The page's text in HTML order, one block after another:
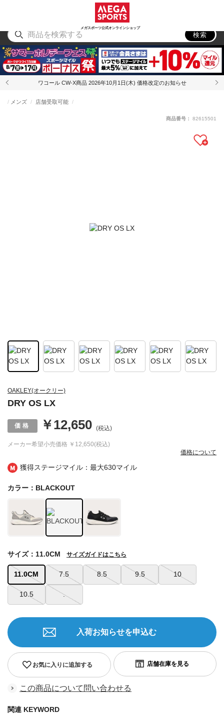
メガスポーツ公式オンラインショップ
アウトドア
検索
ワコール CW-X商品 2026年10月1日(木) 価格改定のお知らせ
獲得ステージマイル：最大630マイル
OAKLEY(オークリー)
DRY OS LX
メンズ 店舗受取可能
メーカー希望小売価格 ￥12,650(税込)
￥12,650 (税込)
価格について
商品番号： 82615501
カラー：BLACKOUT
11.0CM 7.5 8.5 9.5 10
10.5 .
サイズ：11.0CM サイズガイドはこちら
お気に入りに追加する
入荷お知らせを申込む
この商品について問い合わせる
関連 KEYWORD